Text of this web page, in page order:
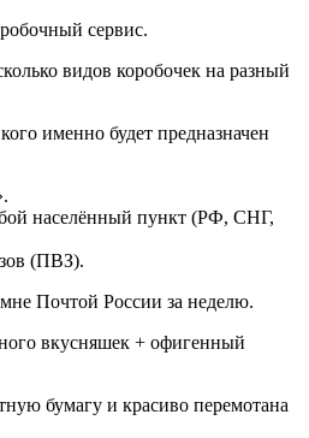
сервис.
видов коробочек на разный
именно будет предназначен
населённый пункт (РФ, СНГ,
(ПВЗ).
Почтой России за неделю.
вкусняшек + офигенный
бумагу и красиво перемотана